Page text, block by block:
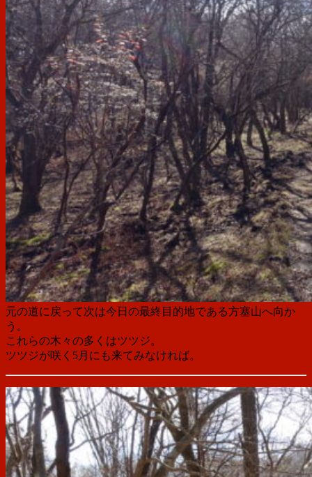
元の道に戻って次は今日の最終目的地である方塞山へ向か
う。
これらの木々の多くはツツジ。
ツツジが咲く5月にも来てみなければ。